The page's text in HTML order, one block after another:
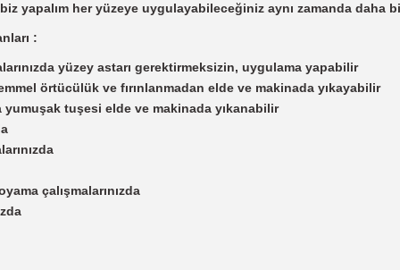
yapalım her yüzeye uygulayabileceğiniz aynı zamanda
:
yüzey astarı gerektirmeksizin, uygulama yapabilir
örtücülük ve fırınlanmadan elde ve makinada yıkayabilir
yumuşak tuşesi elde ve makinada yıkanabilir
çalışmalarınızda